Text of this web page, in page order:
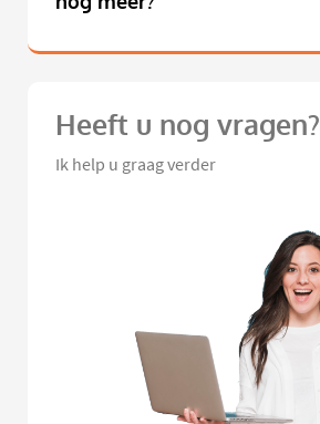
Heeft u nog vragen?
Ik help u graag verder